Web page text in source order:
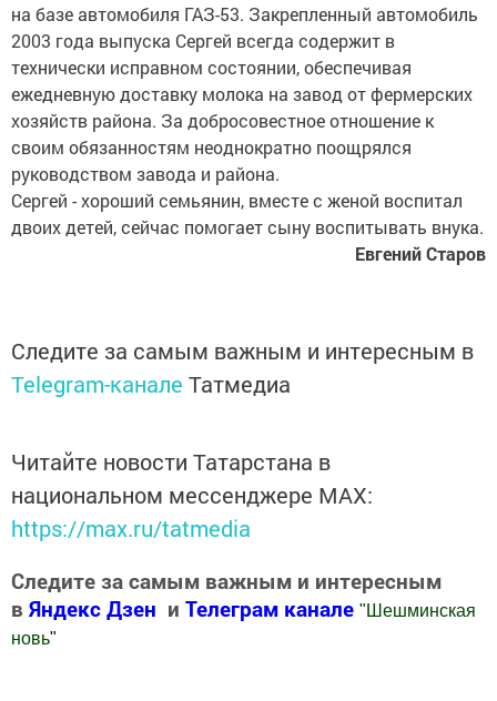
на базе автомобиля ГАЗ-53. Закрепленный автомобиль
2003 года выпуска Сергей всегда содержит в
технически исправном состоянии, обеспечивая
ежедневную доставку молока на завод от фермерских
хозяйств района. За добросовестное отношение к
своим обязанностям неоднократно поощрялся
руководством завода и района.
Сергей - хороший семьянин, вместе с женой воспитал
двоих детей, сейчас помогает сыну воспитывать внука.
Евгений Старов
Следите за самым важным и интересным в
Telegram-канале Татмедиа
Читайте новости Татарстана в
национальном мессенджере MАХ:
https://max.ru/tatmedia
Следите за самым важным и интересным
в Яндекс Дзен и Телеграм канале " Шешминская
новь"